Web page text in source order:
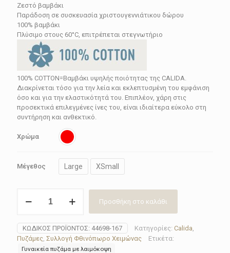
Ζεστό βαμβάκι
Παράδοση σε συσκευασία χριστουγεννιάτικου δώρου
100% βαμβάκι
Πλύσιμο στους 60°C, επιτρέπεται στεγνωτήριο
100% COTTON=Βαμβάκι υψηλής ποιότητας της CALIDA.
Διακρίνεται τόσο για την λεία και εκλεπτυσμένη του εμφάνιση
όσο και για την ελαστικότητά του. Επιπλέον, χάρη στις
προσεκτικά επιλεγμένες ίνες του, είναι ιδιαίτερα εύκολο στη
συντήρηση και ανθεκτικό.
Χρώμα
Μέγεθος Large XSmall
γυναικεία
44698-
167
FAMILY
Προσθήκη στο καλάθι
ΚΩΔΙΚΌΣ ΠΡΟΪΌΝΤΟΣ: 44698-167 Κατηγορίες: Calida
Πυζάμες Συλλογή Φθινόπωρο Χειμώνας Ετικέτα:
Γυναικεία πυζάμα με λαιμόκοψη